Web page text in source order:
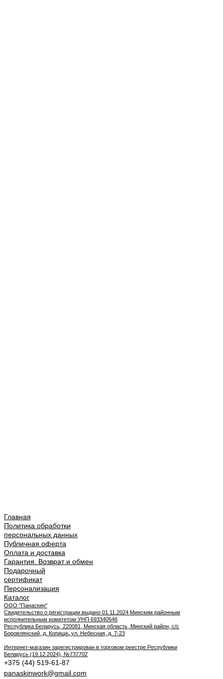
Главная
Политика обработки
персональных данных
Публичная оферта
Оплата и доставка
Гарантия. Возврат и обмен
Подарочный
сертификат
Персонализация
Каталог
ООО "Панаскин"
Свидетельство о регистрации выдано 01.11.2024 Минским районным
исполнительным комитетом УНП 693340546
Республика Беларусь, 220081, Минская область, Минский район, с/с
Боровлянский, д. Копище, ул. Небесная, д. 7-23
Интернет-магазин зарегистрирован в торговом реестре Республики
Беларусь (19.12.2024), №737702
+375 (44) 519-61-87
panaskinwork@gmail.com